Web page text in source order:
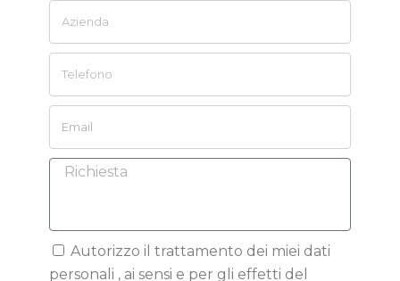
Autorizzo il trattamento dei miei dati
personali , ai sensi e per gli effetti del